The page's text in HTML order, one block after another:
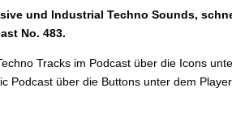
und Industrial Techno Sounds,
No. 483.
Tracks im Podcast über die Icons
Podcast über die Buttons unter dem